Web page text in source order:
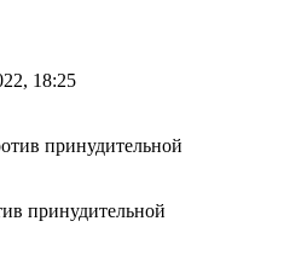
18:25
принудительной